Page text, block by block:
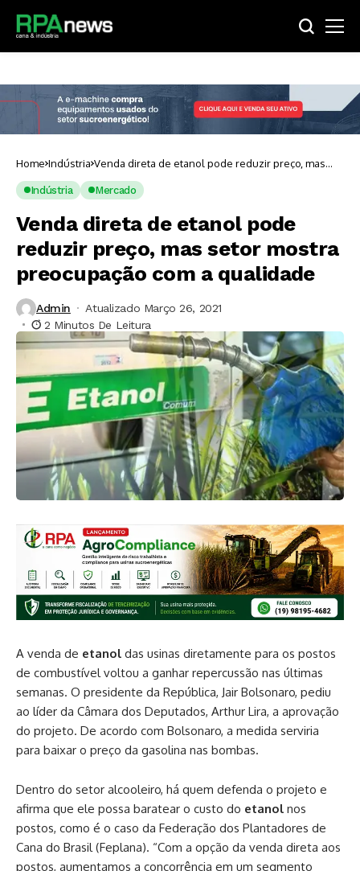
Home Indústria Venda direta de etanol pode reduzir preço, mas
setor mostra preocupação com a qualidade
Indústria Mercado
Venda direta de etanol pode
reduzir preço, mas setor mostra
preocupação com a qualidade
Admin
Atualizado Março 26, 2021
2 Minutos De Leitura
A venda de etanol das usinas diretamente para os postos
de combustível voltou a ganhar repercussão nas últimas
semanas. O presidente da República, Jair Bolsonaro, pediu
ao líder da Câmara dos Deputados, Arthur Lira, a aprovação
do projeto. De acordo com Bolsonaro, a medida serviria
para baixar o preço da gasolina nas bombas.
Dentro do setor alcooleiro, há quem defenda o projeto e
afirma que ele possa baratear o custo do etanol nos
postos, como é o caso da Federação dos Plantadores de
Cana do Brasil (Feplana). “Com a opção da venda direta aos
postos, aumentamos a concorrência em um segmento